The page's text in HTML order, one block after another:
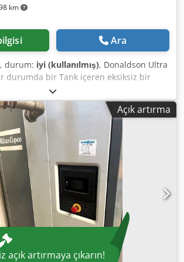
km
Ara
, durum: iyi (kullanılmış), Donaldson Ultra
durumda bir Tank içeren eksiksiz bir
kompresörü Csdpfx Aohpx U Ajptoha
Açık artırma
artırmaya çıkarın!